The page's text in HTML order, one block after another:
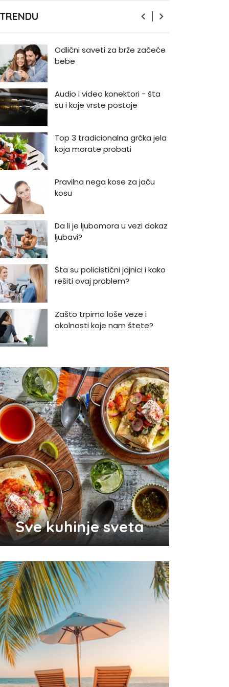
Odlični saveti za brže začeće
bebe
Audio i video konektori - šta
su i koje vrste postoje
Top 3 tradicionalna grčka jela
koja morate probati
Pravilna nega kose za jaču
kosu
Da li je ljubomora u vezi dokaz
ljubavi?
Šta su policistični jajnici i kako
rešiti ovaj problem?
Zašto trpimo loše veze i
okolnosti koje nam štete?
kako prolaze godine braka?
5 načina kako da pobedite
stres
Zašto odlažemo bitne stvari i
kako da prestanemo?
Odlični saveti za brže začeće
bebe
Audio i video konektori - šta
su i koje vrste postoje
Top 3 tradicionalna grčka jela
koja morate probati
Pravilna nega kose za jaču
kosu
Da li je ljubomora u vezi dokaz
ljubavi?
Sve kuhinje sveta